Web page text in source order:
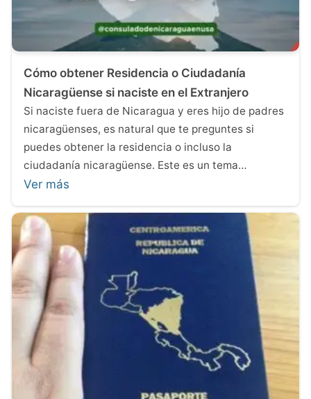
Cómo obtener Residencia o Ciudadanía
Nicaragüense si naciste en el Extranjero
Si naciste fuera de Nicaragua y eres hijo de padres
nicaragüenses, es natural que te preguntes si
puedes obtener la residencia o incluso la
ciudadanía nicaragüense. Este es un tema…
Ver más